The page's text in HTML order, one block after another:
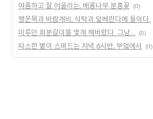
여름하고 잘 어울리는, 배롱나무 분홍꽃 (0)
행운목과 바람개비, 식탁과 앞베란다에 들이다.
미루던 화분갈이를 몇개 해버렸다. 그냥... (0)
따스한 볕이 스며드는 저녁 6시반, 부엌에서 (0)